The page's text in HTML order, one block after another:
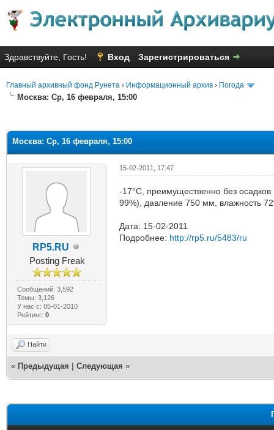
Здравствуйте, Гость! Вход Зарегистрироваться
Главный архивный фонд Рунета › Информационный архив › Погода
Москва: Ср, 16 февраля, 15:00
Москва: Ср, 16 февраля, 15:00
RP5.RU
Posting Freak
Сообщений: 3,592
Темы: 3,126
У нас с: 05-01-2010
Рейтинг: 0
15-02-2011, 17:47
-17°C, преимущественно без
99%), давление 750 мм, влажность
Дата: 15-02-2011
Подробнее: http://rp5.ru/5483/ru
Найти
« Предыдущая Следующая »